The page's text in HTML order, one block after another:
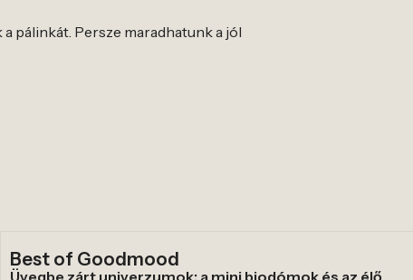
pálinkát. Persze maradhatunk a jól
Best of Goodmood